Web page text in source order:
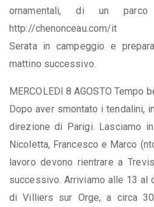
ornamentali, di un
http://chenonceau.com/it
Serata in campeggio e
mattino successivo.
MERCOLEDI 8 AGOSTO Tempo
Dopo aver smontato i tendalini,
direzione di Parigi. Lasciamo
Nicoletta, Francesco e Marco
lavoro devono rientrare a
successivo. Arriviamo alle 13 al
di Villiers sur Orge, a circa